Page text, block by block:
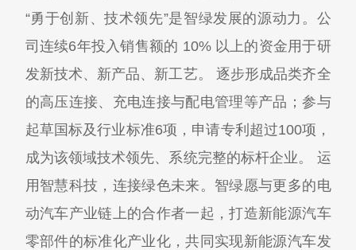
“勇于创新、技术领先”是智绿发展的源动力。公
司连续6年投入销售额的 10% 以上的资金用于研
发新技术、新产品、新工艺。 逐步形成品类齐全
的高压连接、充电连接与配电管理等产品；参与
起草国标及行业标准6项，申请专利超过100项，
成为该领域技术领先、系统完整的标杆企业。 运
用智慧科技，连接绿色未来。智绿愿与更多的电
动汽车产业链上的合作者一起，打造新能源汽车
零部件的标准化产业化，共同实现新能源汽车发